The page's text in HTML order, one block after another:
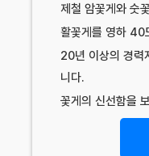
제철 암꽃게와 숫
활꽃게를 영하 40
20년 이상의 경력
니다.
꽃게의 신선함을